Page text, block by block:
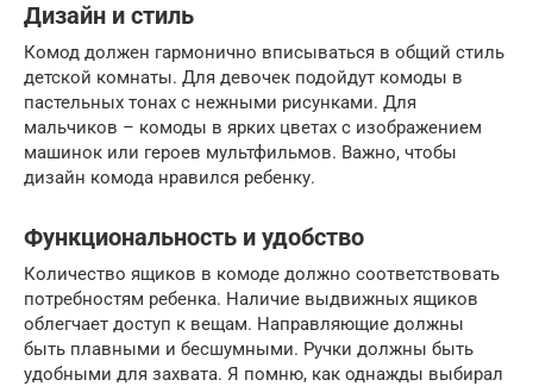
Дизайн и стиль
Комод должен гармонично вписываться в общий стиль
детской комнаты. Для девочек подойдут комоды в
пастельных тонах с нежными рисунками. Для
мальчиков – комоды в ярких цветах с изображением
машинок или героев мультфильмов. Важно, чтобы
дизайн комода нравился ребенку.
Функциональность и удобство
Количество ящиков в комоде должно соответствовать
потребностям ребенка. Наличие выдвижных ящиков
облегчает доступ к вещам. Направляющие должны
быть плавными и бесшумными. Ручки должны быть
удобными для захвата. Я помню, как однажды выбирал